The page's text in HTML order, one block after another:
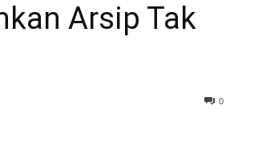
Arsip Tak
0